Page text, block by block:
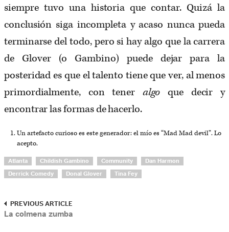
siempre tuvo una historia que contar. Quizá la
conclusión siga incompleta y acaso nunca pueda
terminarse del todo, pero si hay algo que la carrera
de Glover (o Gambino) puede dejar para la
posteridad es que el talento tiene que ver, al menos
primordialmente, con tener algo que decir y
encontrar las formas de hacerlo.
Un artefacto curioso es este generador: el mío es “Mad Mad devil”. Lo
acepto.
Atlanta Childish Gambino Community Dan Harmon
Derrick Comedy Donal Glover Tina Fey
PREVIOUS ARTICLE
La colmena zumba